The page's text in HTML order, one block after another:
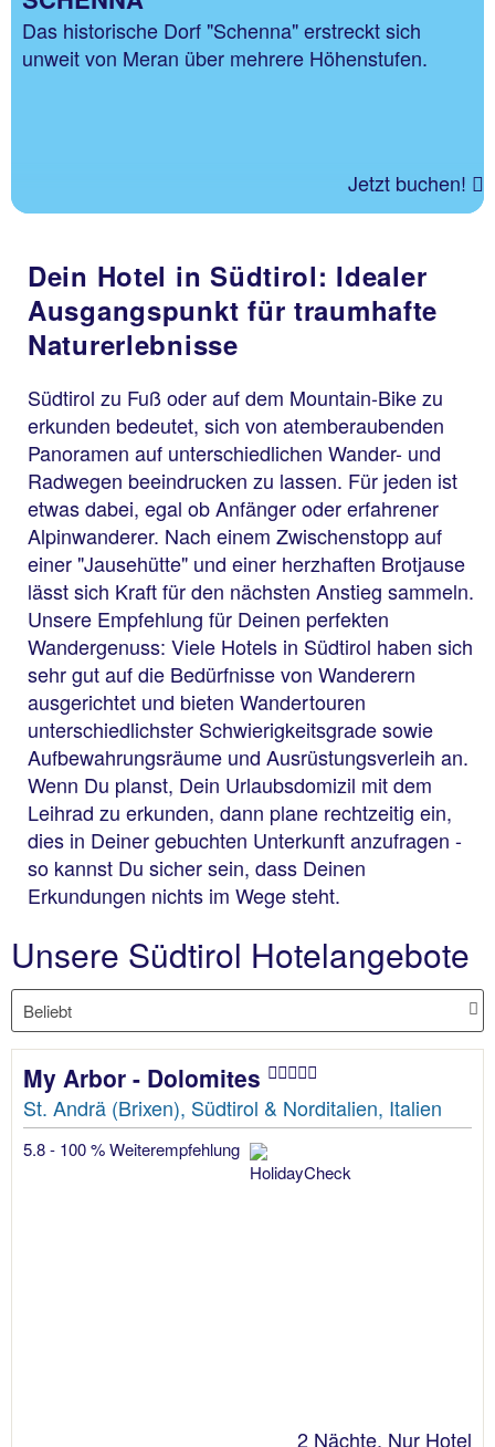
Das historische Dorf "Schenna" erstreckt sich
unweit von Meran über mehrere Höhenstufen.
Jetzt buchen!
Dein Hotel in Südtirol: Idealer
Ausgangspunkt für traumhafte
Naturerlebnisse
Südtirol zu Fuß oder auf dem Mountain-Bike zu
erkunden bedeutet, sich von atemberaubenden
Panoramen auf unterschiedlichen Wander- und
Radwegen beeindrucken zu lassen. Für jeden ist
etwas dabei, egal ob Anfänger oder erfahrener
Alpinwanderer. Nach einem Zwischenstopp auf
einer "Jausehütte" und einer herzhaften Brotjause
lässt sich Kraft für den nächsten Anstieg sammeln.
Unsere Empfehlung für Deinen perfekten
Wandergenuss: Viele Hotels in Südtirol haben sich
sehr gut auf die Bedürfnisse von Wanderern
ausgerichtet und bieten Wandertouren
unterschiedlichster Schwierigkeitsgrade sowie
Aufbewahrungsräume und Ausrüstungsverleih an.
Wenn Du planst, Dein Urlaubsdomizil mit dem
Leihrad zu erkunden, dann plane rechtzeitig ein,
dies in Deiner gebuchten Unterkunft anzufragen -
so kannst Du sicher sein, dass Deinen
Erkundungen nichts im Wege steht.
Unsere Südtirol Hotelangebote
My Arbor - Dolomites
St. Andrä (Brixen), Südtirol & Norditalien, Italien
5.8 - 100 % Weiterempfehlung
2 Nächte, Nur Hotel